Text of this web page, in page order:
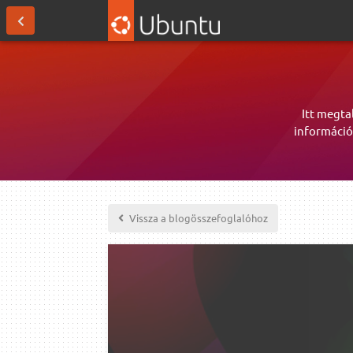
Itt
Vissza a blogösszefoglalóhoz